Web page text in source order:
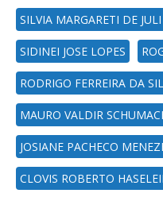
SILVIA MARGARETI DE
SIDINEI JOSE LOPES
RODRIGO FERREIRA DA
MAURO VALDIR
JOSIANE PACHECO
CLOVIS ROBERTO